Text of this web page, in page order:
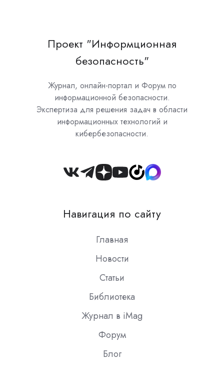
Проект "Информционная
безопасность"
Журнал, онлайн-портал и Форум по
информационной безопасности.
Экспертиза для решения задач в области
информационных технологий и
кибербезопасности.
Join
Slack
Навигация по сайту
Главная
Новости
Статьи
Библиотека
Журнал в iMag
Форум
Блог